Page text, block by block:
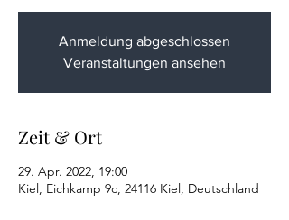
Anmeldung abgeschlossen
Veranstaltungen ansehen
Zeit & Ort
29. Apr. 2022, 19:00
Kiel, Eichkamp 9c, 24116 Kiel, Deutschland